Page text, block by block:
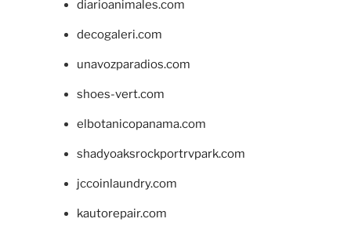
diarioanimales.com
decogaleri.com
unavozparadios.com
shoes-vert.com
elbotanicopanama.com
shadyoaksrockportrvpark.com
jccoinlaundry.com
kautorepair.com